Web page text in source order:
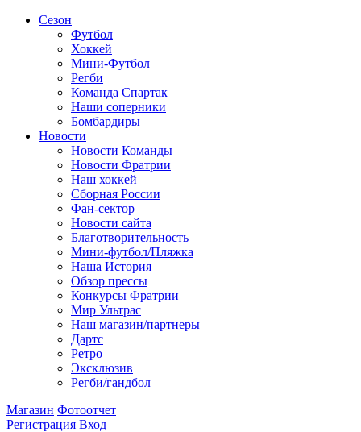
Сезон
Футбол
Хоккей
Мини-Футбол
Регби
Команда Спартак
Наши соперники
Бомбардиры
Новости
Новости Команды
Новости Фратрии
Наш хоккей
Сборная России
Фан-cектор
Новости сайта
Благотворительность
Мини-футбол/Пляжка
Наша История
Обзор прессы
Конкурсы Фратрии
Мир Ультрас
Наш магазин/партнеры
Дартс
Ретро
Эксклюзив
Регби/гандбол
Магазин Фотоотчет
Регистрация Вход